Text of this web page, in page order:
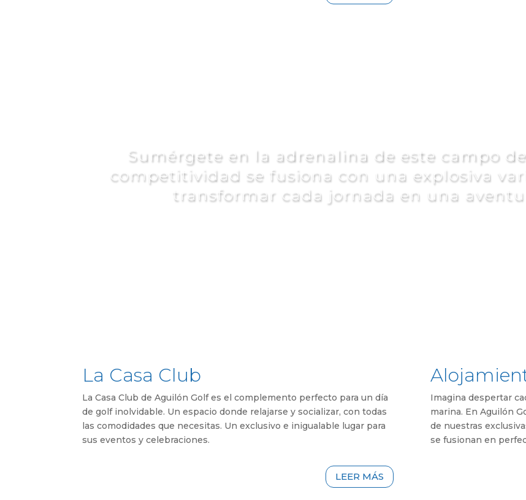
Sumérgete en la adrenalina de este campo
competitividad se fusiona con una explosiva
transformar cada jornada en una
La Casa Club
La Casa Club de Aguilón Golf es el complemento perfecto para un día
de golf inolvidable. Un espacio donde relajarse y socializar, con todas
las comodidades que necesitas. Un exclusivo e inigualable lugar para
sus eventos y celebraciones.
LEER MÁS
Imagina despertar
marina. En Aguilón
de nuestras
se fusionan en